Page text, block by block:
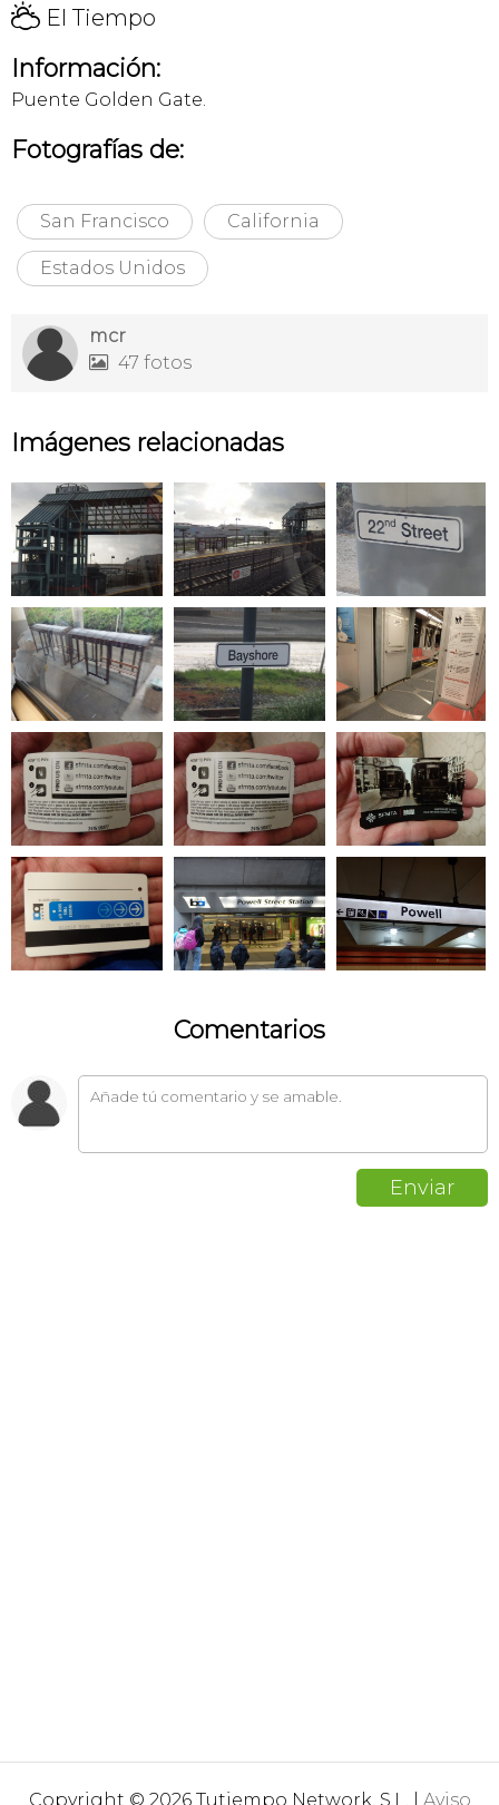
H El Tiempo
Información:
Puente Golden Gate.
Fotografías de:
San Francisco California
Estados Unidos
mcr
 47 fotos
Imágenes relacionadas
Comentarios
Copyright © 2026 Tutiempo Network, S.L. | Aviso